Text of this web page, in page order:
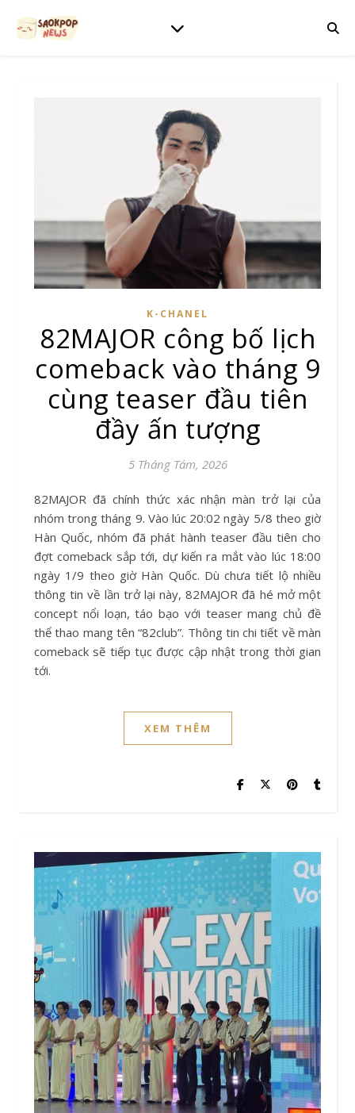
K-CHANEL
82MAJOR công bố lịch
comeback vào tháng 9
cùng teaser đầu tiên
đầy ấn tượng
5 Tháng Tám, 2026
82MAJOR đã chính thức xác nhận màn trở lại của
nhóm trong tháng 9. Vào lúc 20:02 ngày 5/8 theo giờ
Hàn Quốc, nhóm đã phát hành teaser đầu tiên cho
đợt comeback sắp tới, dự kiến ra mắt vào lúc 18:00
ngày 1/9 theo giờ Hàn Quốc. Dù chưa tiết lộ nhiều
thông tin về lần trở lại này, 82MAJOR đã hé mở một
concept nổi loạn, táo bạo với teaser mang chủ đề
thể thao mang tên “82club”. Thông tin chi tiết về màn
comeback sẽ tiếp tục được cập nhật trong thời gian
tới.
XEM THÊM